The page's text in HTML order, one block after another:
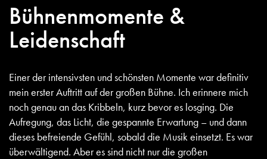
Bühnenmomente &
Leidenschaft
Einer der intensivsten und schönsten Momente war definitiv
mein erster Auftritt auf der großen Bühne. Ich erinnere mich
noch genau an das Kribbeln, kurz bevor es losging. Die
Aufregung, das Licht, die gespannte Erwartung – und dann
dieses befreiende Gefühl, sobald die Musik einsetzt. Es war
überwältigend. Aber es sind nicht nur die großen